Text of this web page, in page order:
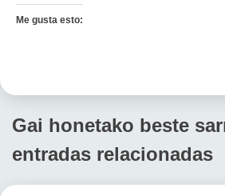
Me gusta esto:
Gai honetako beste
entradas relacionadas